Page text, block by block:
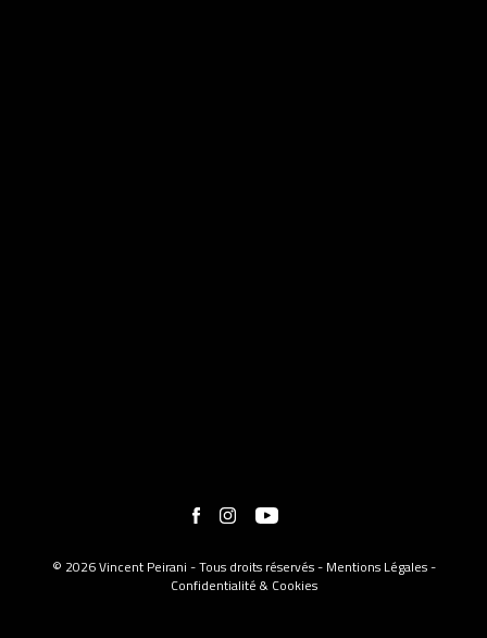
© 2026 Vincent Peirani - Tous droits réservés - Mentions Légales-
Confidentialité & Cookies